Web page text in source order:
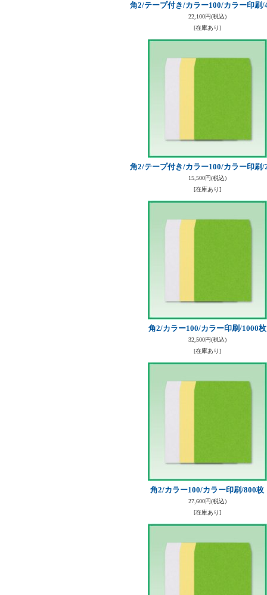
角2/テープ付き/カラー100/カラー印刷/
22,100円(税込)
[在庫あり]
角2/テープ付き/カラー100/カラー印刷/
15,500円(税込)
[在庫あり]
角2/カラー100/カラー印刷/1000枚
32,500円(税込)
[在庫あり]
角2/カラー100/カラー印刷/800枚
27,600円(税込)
[在庫あり]